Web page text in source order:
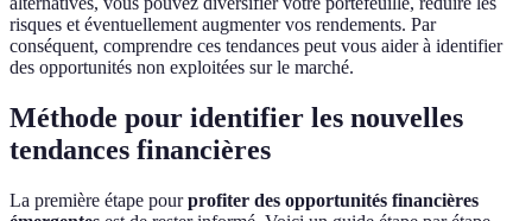
risques et éventuellement augmenter vos rendements. Par
conséquent, comprendre ces tendances peut vous aider à identifier
des opportunités non exploitées sur le marché.
Méthode pour identifier les nouvelles
tendances financières
La première étape pourprofiter des opportunités financières